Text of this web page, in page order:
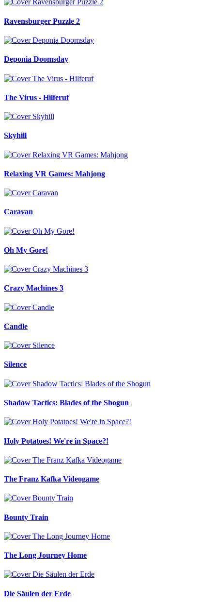
Ravensburger Puzzle 2
Deponia Doomsday
The Virus - Hilferuf
Skyhill
Relaxing VR Games: Mahjong
Caravan
Oh My Gore!
Crazy Machines 3
Candle
Silence
Shadow Tactics: Blades of the Shogun
Holy Potatoes! We're in Space?!
The Franz Kafka Videogame
Bounty Train
The Long Journey Home
Die Säulen der Erde